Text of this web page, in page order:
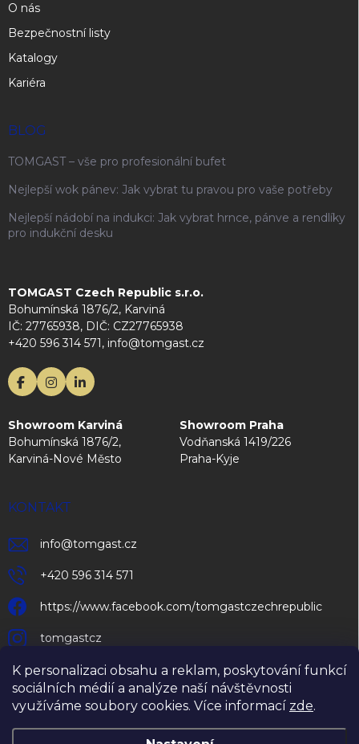
K personalizaci obsahu a reklam, poskytování funkcí
sociálních médií a analýze naší návštěvnosti
využíváme soubory cookies. Více informací zde.
O nás
Bezpečnostní listy
Katalogy
Kariéra
BLOG
TOMGAST – vše pro profesionální bufet
Nejlepší wok pánev: Jak vybrat tu pravou pro vaše potřeby
Nejlepší nádobí na indukci: Jak vybrat hrnce, pánve a rendlíky
pro indukční desku
TOMGAST Czech Republic s.r.o.
Bohumínská 1876/2, Karviná
IČ: 27765938, DIČ: CZ27765938
+420 596 314 571, info@tomgast.cz
Showroom Karviná
Bohumínská 1876/2,
Karviná-Nové Město
Showroom Praha
Vodňanská 1419/226
Praha-Kyje
KONTAKT
info@tomgast.cz
+420 596 314 571
https://www.facebook.com/tomgastczechrepublic
tomgastcz